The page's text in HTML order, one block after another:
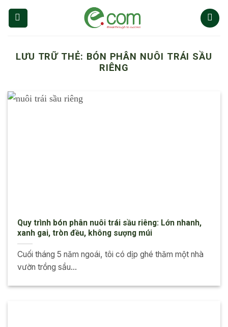
Chuyển
đến
dungLƯU TRỮ THẺ: BÓN PHÂN NUÔI TRÁI SẦU
RIÊNG
Quy trình bón phân nuôi trái sầu riêng: Lớn nhanh,
xanh gai, tròn đều, không sượng múi
Cuối tháng 5 năm ngoái, tôi có dịp ghé thăm một nhà
vườn trồng sầu...